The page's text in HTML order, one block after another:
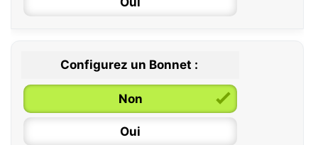
Configurez un Bonnet :
Non
Oui